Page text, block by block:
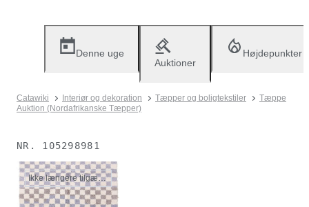
Denne uge
Auktioner
Højdepunkter
Catawiki Interiør og dekoration Tæpper og boligtekstiler
Tæppe
Auktion (Nordafrikanske Tæpper)
NR. 105298981
Ikke længere tilgængelig